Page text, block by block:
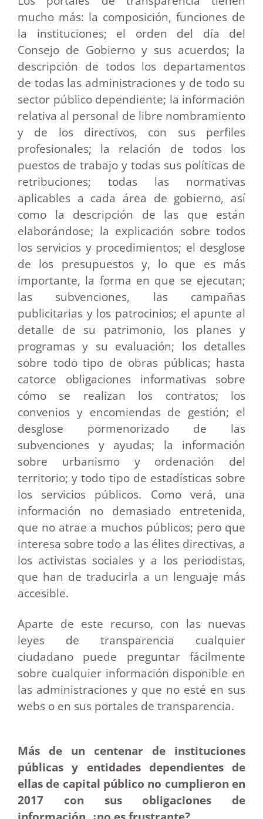
mucho más: la composición, funciones de
la instituciones; el orden del día del
Consejo de Gobierno y sus acuerdos; la
descripción de todos los departamentos
de todas las administraciones y de todo su
sector público dependiente; la información
relativa al personal de libre nombramiento
y de los directivos, con sus perfiles
profesionales; la relación de todos los
puestos de trabajo y todas sus políticas de
retribuciones; todas las normativas
aplicables a cada área de gobierno, así
como la descripción de las que están
elaborándose; la explicación sobre todos
los servicios y procedimientos; el desglose
de los presupuestos y, lo que es más
importante, la forma en que se ejecutan;
las subvenciones, las campañas
publicitarias y los patrocinios; el apunte al
detalle de su patrimonio, los planes y
programas y su evaluación; los detalles
sobre todo tipo de obras públicas; hasta
catorce obligaciones informativas sobre
cómo se realizan los contratos; los
convenios y encomiendas de gestión; el
desglose pormenorizado de las
subvenciones y ayudas; la información
sobre urbanismo y ordenación del
territorio; y todo tipo de estadísticas sobre
los servicios públicos. Como verá, una
información no demasiado entretenida,
que no atrae a muchos públicos; pero que
interesa sobre todo a las élites directivas, a
los activistas sociales y a los periodistas,
que han de traducirla a un lenguaje más
accesible.
Aparte de este recurso, con las nuevas
leyes de transparencia cualquier
ciudadano puede preguntar fácilmente
sobre cualquier información disponible en
las administraciones y que no esté en sus
webs o en sus portales de transparencia.
Más de un centenar de instituciones
públicas y entidades dependientes de
ellas de capital público no cumplieron en
2017 con sus obligaciones de